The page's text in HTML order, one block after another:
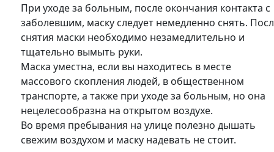
При уходе за больным, после окончания контакта с
заболевшим, маску следует немедленно снять.
снятия маски необходимо незамедлительно и
тщательно вымыть руки.
Маска уместна, если вы находитесь в месте
массового скопления людей, в общественном
транспорте, а также при уходе за больным, но она
нецелесообразна на открытом воздухе.
Во время пребывания на улице полезно дышать
свежим воздухом и маску надевать не стоит.